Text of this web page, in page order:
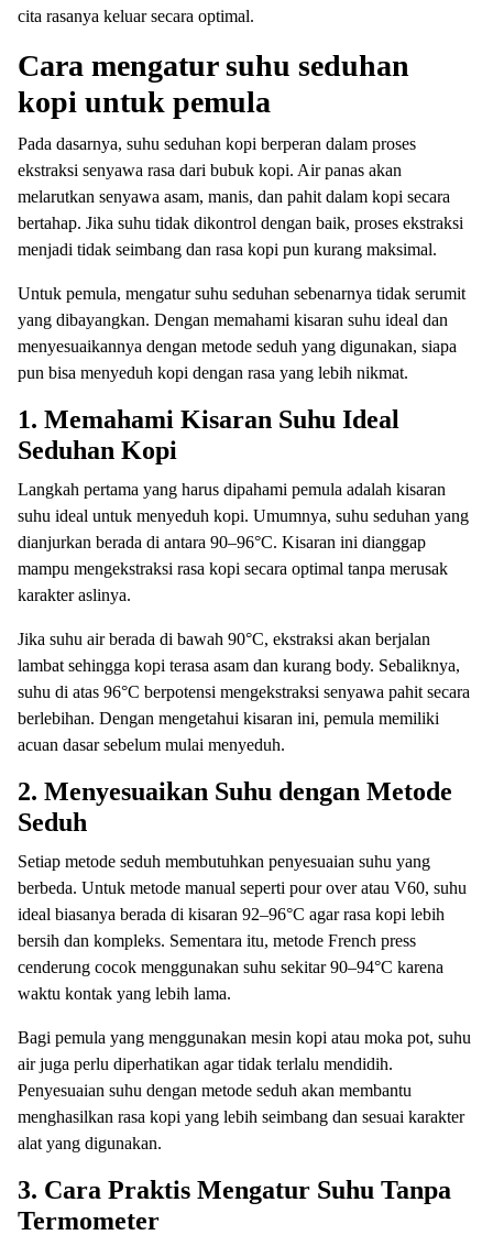
cita rasanya keluar secara optimal.
Cara mengatur suhu seduhan
kopi untuk pemula
Pada dasarnya, suhu seduhan kopi berperan dalam proses
ekstraksi senyawa rasa dari bubuk kopi. Air panas akan
melarutkan senyawa asam, manis, dan pahit dalam kopi secara
bertahap. Jika suhu tidak dikontrol dengan baik, proses ekstraksi
menjadi tidak seimbang dan rasa kopi pun kurang maksimal.
Untuk pemula, mengatur suhu seduhan sebenarnya tidak serumit
yang dibayangkan. Dengan memahami kisaran suhu ideal dan
menyesuaikannya dengan metode seduh yang digunakan, siapa
pun bisa menyeduh kopi dengan rasa yang lebih nikmat.
1. Memahami Kisaran Suhu Ideal
Seduhan Kopi
Langkah pertama yang harus dipahami pemula adalah kisaran
suhu ideal untuk menyeduh kopi. Umumnya, suhu seduhan yang
dianjurkan berada di antara 90–96°C. Kisaran ini dianggap
mampu mengekstraksi rasa kopi secara optimal tanpa merusak
karakter aslinya.
Jika suhu air berada di bawah 90°C, ekstraksi akan berjalan
lambat sehingga kopi terasa asam dan kurang body. Sebaliknya,
suhu di atas 96°C berpotensi mengekstraksi senyawa pahit secara
berlebihan. Dengan mengetahui kisaran ini, pemula memiliki
acuan dasar sebelum mulai menyeduh.
2. Menyesuaikan Suhu dengan Metode
Seduh
Setiap metode seduh membutuhkan penyesuaian suhu yang
berbeda. Untuk metode manual seperti pour over atau V60, suhu
ideal biasanya berada di kisaran 92–96°C agar rasa kopi lebih
bersih dan kompleks. Sementara itu, metode French press
cenderung cocok menggunakan suhu sekitar 90–94°C karena
waktu kontak yang lebih lama.
Bagi pemula yang menggunakan mesin kopi atau moka pot, suhu
air juga perlu diperhatikan agar tidak terlalu mendidih.
Penyesuaian suhu dengan metode seduh akan membantu
menghasilkan rasa kopi yang lebih seimbang dan sesuai karakter
alat yang digunakan.
3. Cara Praktis Mengatur Suhu Tanpa
Termometer